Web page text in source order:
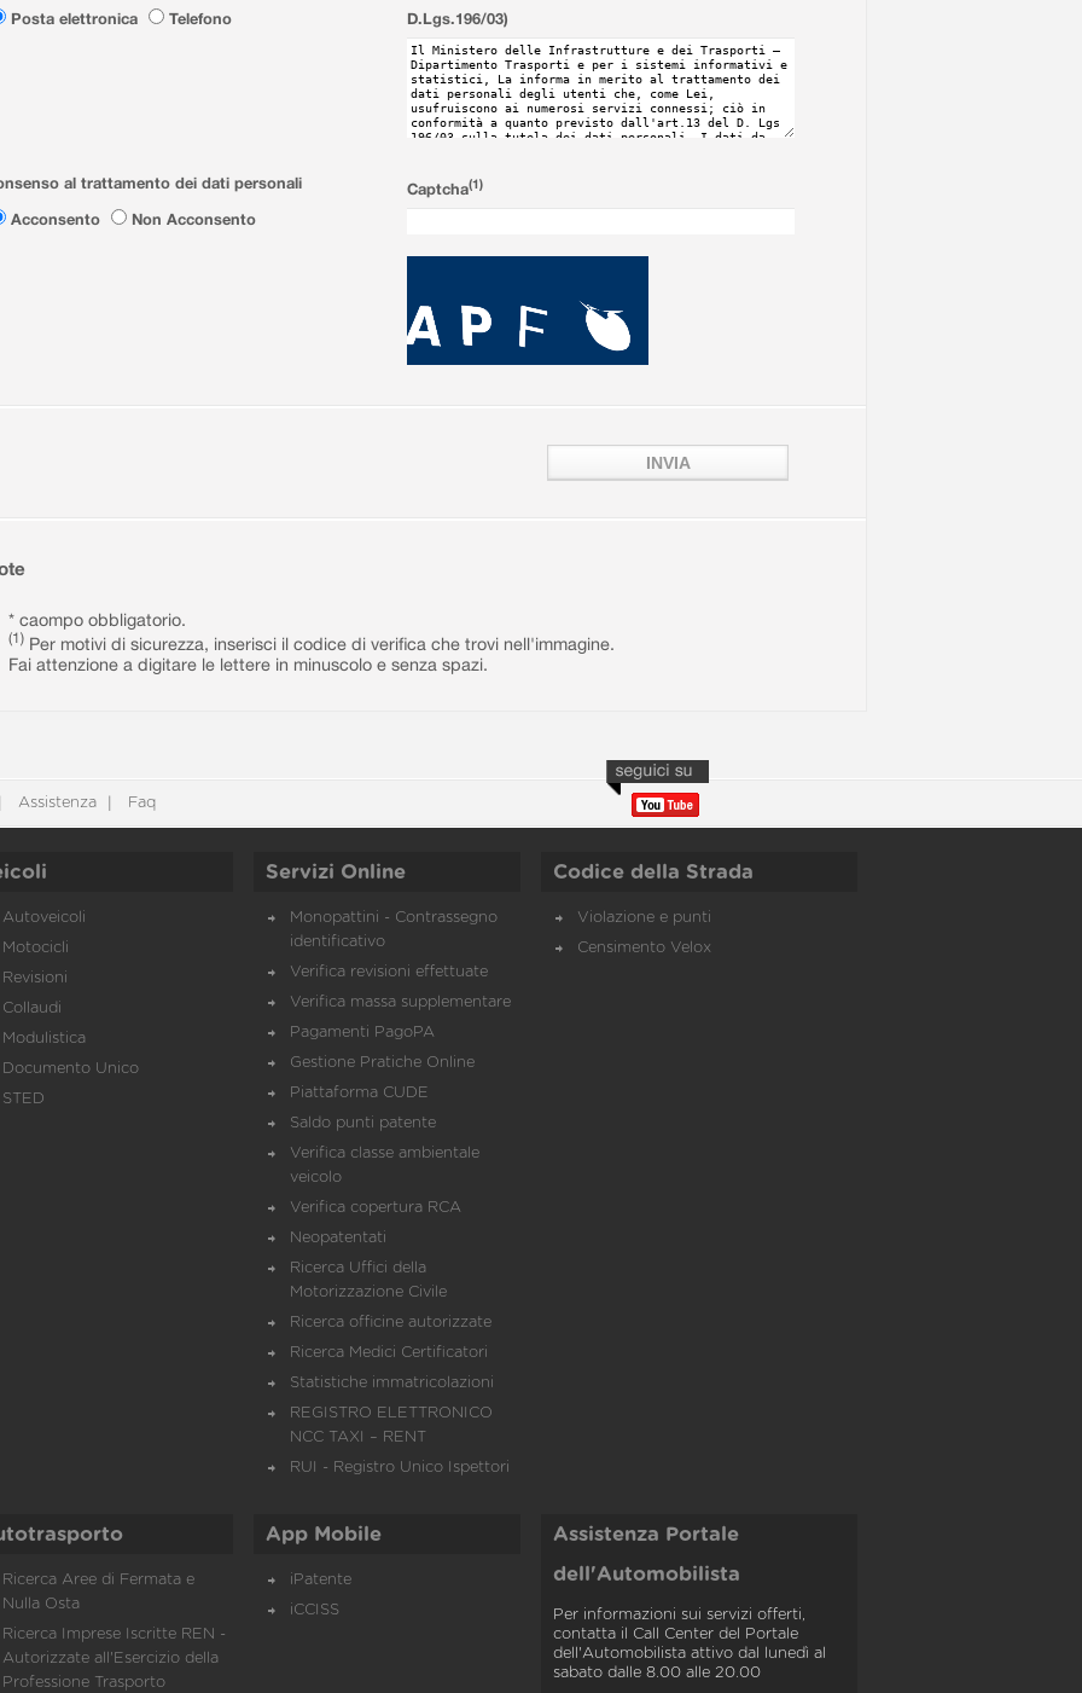
Posta elettronica
Telefono
D.Lgs.196/03)
al trattamento dei dati personali
Acconsento
Non Acconsento
Captcha(1)
* caompo obbligatorio.
(1) Per motivi di sicurezza, inserisci il codice di verifica che trovi nell'immagine.
Fai attenzione a digitare le lettere in minuscolo e senza spazi.
Assistenza Faq
Autoveicoli
Motocicli
Revisioni
Collaudi
Modulistica
Documento Unico
STED
Servizi Online
Monopattini - Contrassegno
identificativo
Verifica revisioni effettuate
Verifica massa supplementare
Pagamenti PagoPA
Gestione Pratiche Online
Piattaforma CUDE
Saldo punti patente
Verifica classe ambientale
veicolo
Verifica copertura RCA
Neopatentati
Ricerca Uffici della
Motorizzazione Civile
Ricerca officine autorizzate
Ricerca Medici Certificatori
Statistiche immatricolazioni
REGISTRO ELETTRONICO
NCC TAXI – RENT
RUI - Registro Unico Ispettori
Codice della Strada
Violazione e punti
Censimento Velox
Ricerca Aree di Fermata e
Nulla Osta
Ricerca Imprese Iscritte REN -
Autorizzate all'Esercizio della
Professione Trasporto
App Mobile
iPatente
iCCISS
Assistenza Portale
dell'Automobilista
Per informazioni sui servizi offerti,
contatta il Call Center del Portale
dell'Automobilista attivo dal lunedì al
sabato dalle 8.00 alle 20.00